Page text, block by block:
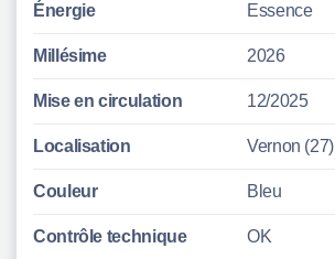
Énergie Essence
Millésime 2026
Mise en circulation 12/2025
Localisation Vernon (27)
Couleur Bleu
Contrôle technique OK